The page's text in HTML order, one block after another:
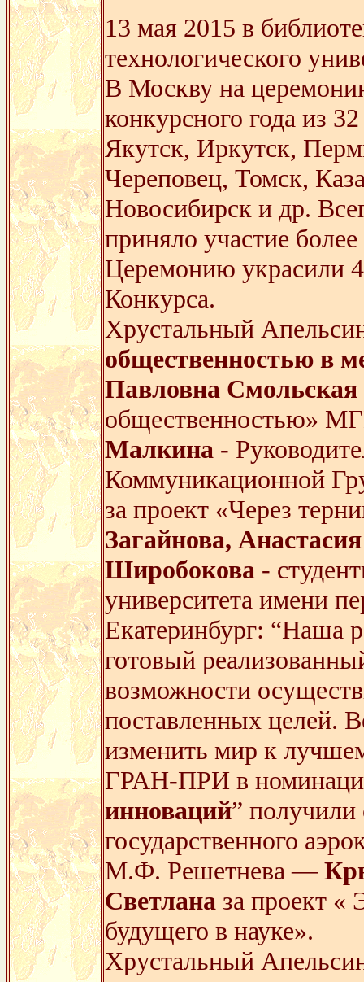
13 мая 2015 в
технологического
В Москву на
конкурсного года из
Якутск, Иркутск,
Череповец, Томск,
Новосибирск и др.
приняло участие
Церемонию украсили
Конкурса.
Хрустальный
общественностью в
Павловна Смольская
общественностью»
Малкина -
Коммуникационной
за проект «Через
Загайнова,
Широбокова -
университета имени
Екатеринбург: “Наша
готовый
возможности
поставленных целей.
изменить мир к
ГРАН-ПРИ в
инноваций” получили
государственного
М.Ф. Решетнева —
Светлана за проект «
будущего в науке».
Хрустальный